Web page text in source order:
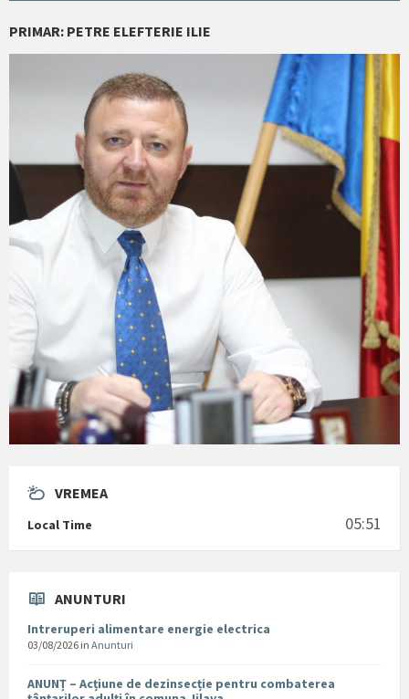
PRIMAR: PETRE ELEFTERIE ILIE
VREMEA
Local Time 05:51
ANUNTURI
Intreruperi alimentare energie electrica
03/08/2026 in Anunturi
ANUNȚ – Acțiune de dezinsecție pentru combaterea